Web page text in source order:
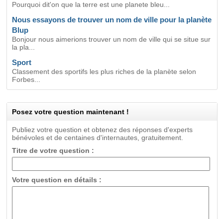
Pourquoi dit'on que la terre est une planete bleu...
Nous essayons de trouver un nom de ville pour la planète
Blup
Bonjour nous aimerions trouver un nom de ville qui se situe sur
la pla...
Sport
Classement des sportifs les plus riches de la planète selon
Forbes...
Posez votre question maintenant !
Publiez votre question et obtenez des réponses d'experts
bénévoles et de centaines d'internautes, gratuitement.
Titre de votre question :
Votre question en détails :